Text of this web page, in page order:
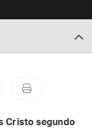
Cristo segundo